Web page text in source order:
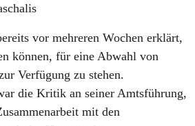
vor mehreren Wochen erklärt,
können, für eine Abwahl von
Verfügung zu stehen.
die Kritik an seiner Amtsführung,
mit den